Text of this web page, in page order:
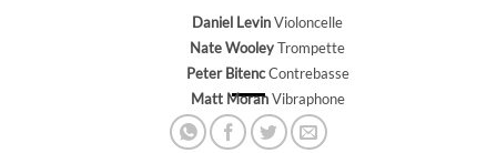
Daniel LevinVioloncelle
Nate WooleyTrompette
Peter BitencContrebasse
Matt MoranVibraphone